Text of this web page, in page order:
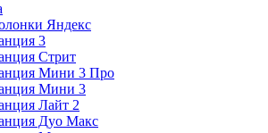
Яндекс
3
Стрит
Мини 3 Про
Мини 3
Лайт 2
Дуо Макс